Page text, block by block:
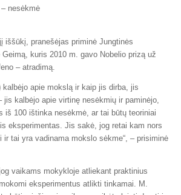
nesėkmė
iššūkį, pranešėjas priminė Jungtinės
kuris 2010 m. gavo Nobelio prizą už
– atradimą.
kalbėjo apie mokslą ir kaip jis dirba, jis
jis kalbėjo apie virtinę nesėkmių ir paminėjo,
iš 100 ištinka nesėkmė, ar tai būtų teoriniai
eksperimentas. Jis sakė, jog retai kam nors
ir tai yra vadinama mokslo sėkme“, – prisiminė
vaikams mokykloje atliekant praktinius
eksperimentus atlikti tinkamai. M.